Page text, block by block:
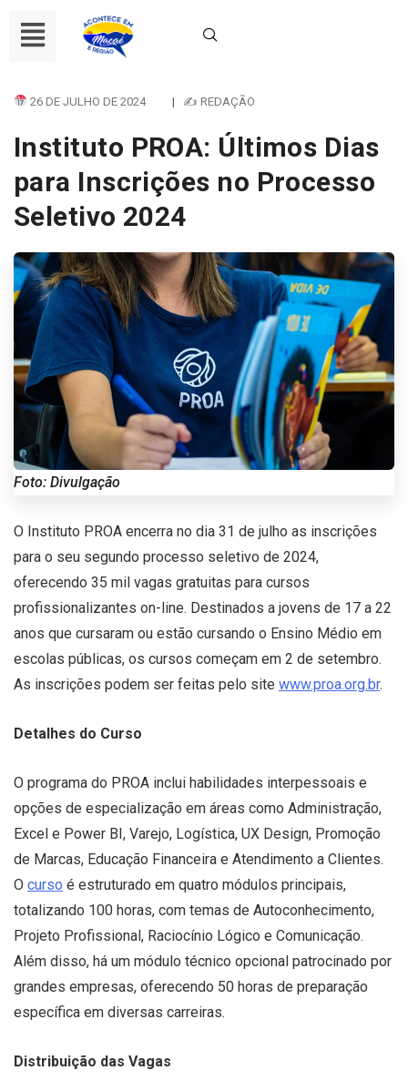
26 DE JULHO DE 2024 | ✍ REDAÇÃO
Instituto PROA: Últimos Dias
para Inscrições no Processo
Seletivo 2024
Foto: Divulgação
O Instituto PROA encerra no dia 31 de julho as inscrições
para o seu segundo processo seletivo de 2024,
oferecendo 35 mil vagas gratuitas para cursos
profissionalizantes on-line. Destinados a jovens de 17 a 22
anos que cursaram ou estão cursando o Ensino Médio em
escolas públicas, os cursos começam em 2 de setembro.
As inscrições podem ser feitas pelo site www.proa.org.br.
Detalhes do Curso
O programa do PROA inclui habilidades interpessoais e
opções de especialização em áreas como Administração,
Excel e Power BI, Varejo, Logística, UX Design, Promoção
de Marcas, Educação Financeira e Atendimento a Clientes.
O curso é estruturado em quatro módulos principais,
totalizando 100 horas, com temas de Autoconhecimento,
Projeto Profissional, Raciocínio Lógico e Comunicação.
Além disso, há um módulo técnico opcional patrocinado por
grandes empresas, oferecendo 50 horas de preparação
específica em diversas carreiras.
Distribuição das Vagas